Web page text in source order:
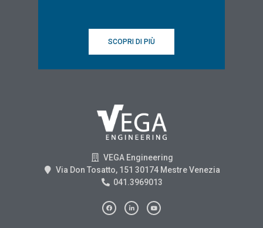
SCOPRI DI PIÙ
VEGA Engineering
Via Don Tosatto, 151 30174 Mestre Venezia
041.3969013